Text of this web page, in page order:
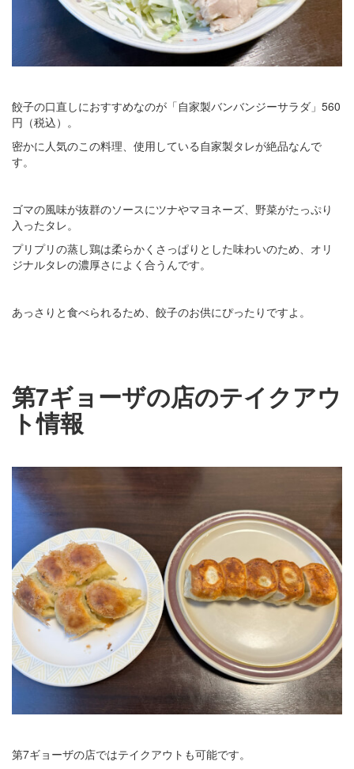
餃子の口直しにおすすめなのが「自家製バンバンジーサラダ」560
円（税込）。
密かに人気のこの料理、使用している自家製タレが絶品なんで
す。
ゴマの風味が抜群のソースにツナやマヨネーズ、野菜がたっぷり
入ったタレ。
プリプリの蒸し鶏は柔らかくさっぱりとした味わいのため、オリ
ジナルタレの濃厚さによく合うんです。
あっさりと食べられるため、餃子のお供にぴったりですよ。
第7ギョーザの店のテイクアウ
ト情報
第7ギョーザの店ではテイクアウトも可能です。